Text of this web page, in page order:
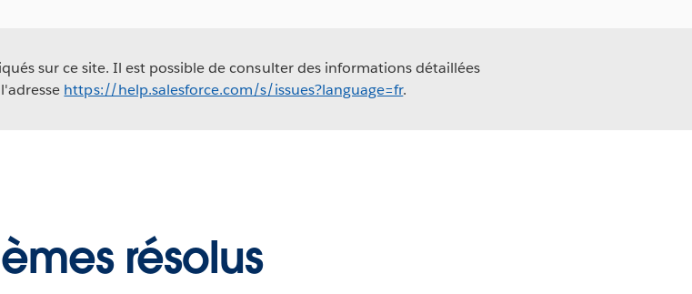
sur ce site. Il est possible de consulter des informations détaillées
https://help.salesforce.com/s/issues?language=fr.
résolus